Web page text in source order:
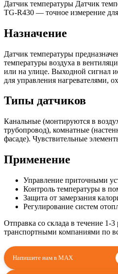
Датчик температуры Датчик
TG-R430 — точное измерение
Назначение
Датчик температуры
температуры воздуха в
или на улице. Выходной сигнал
для управления нагревателями,
Типы датчиков
Канальные (монтируются в
трубопровод), комнатные
фасаде). Чувствительные
Применение
Управление приточными
Контроль температуры в
Защита от замерзания
Регулирование систем
Отправка со склада в течение 1-
транспортными компаниями по
Напишите нам в MAX